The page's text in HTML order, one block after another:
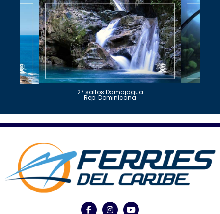
27 saltos Damajagua
Rep. Dominicana